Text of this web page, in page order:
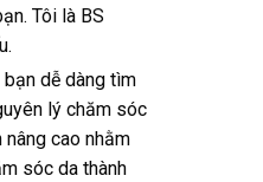
Tôi là BS
dễ dàng tìm
lý chăm sóc
cao nhằm
sóc da thành